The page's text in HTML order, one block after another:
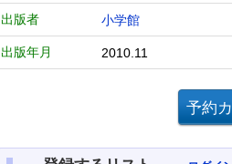
出版者 小学館
出版年月 2010.11